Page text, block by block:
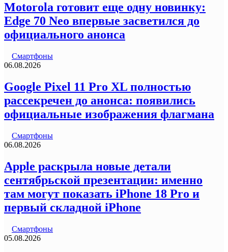
Motorola готовит еще одну новинку:
Edge 70 Neo впервые засветился до
официального анонса
Смартфоны
06.08.2026
Google Pixel 11 Pro XL полностью
рассекречен до анонса: появились
официальные изображения флагмана
Смартфоны
06.08.2026
Apple раскрыла новые детали
сентябрьской презентации: именно
там могут показать iPhone 18 Pro и
первый складной iPhone
Смартфоны
05.08.2026